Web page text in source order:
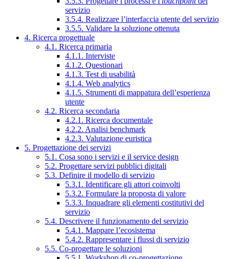
servizio
3.5.4. Realizzare l’interfaccia utente del servizio
3.5.5. Validare la soluzione ottenuta
4. Ricerca progettuale
4.1. Ricerca primaria
4.1.1. Interviste
4.1.2. Questionari
4.1.3. Test di usabilità
4.1.4. Web analytics
4.1.5. Strumenti di mappatura dell’esperienza
utente
4.2. Ricerca secondaria
4.2.1. Ricerca documentale
4.2.2. Analisi benchmark
4.2.3. Valutazione euristica
5. Progettazione dei servizi
5.1. Cosa sono i servizi e il service design
5.2. Progettare servizi pubblici digitali
5.3. Definire il modello di servizio
5.3.1. Identificare gli attori coinvolti
5.3.2. Formulare la proposta di valore
5.3.3. Inquadrare gli elementi costitutivi del
servizio
5.4. Descrivere il funzionamento del servizio
5.4.1. Mappare l’ecosistema
5.4.2. Rappresentare i flussi di servizio
5.5. Co-progettare le soluzioni